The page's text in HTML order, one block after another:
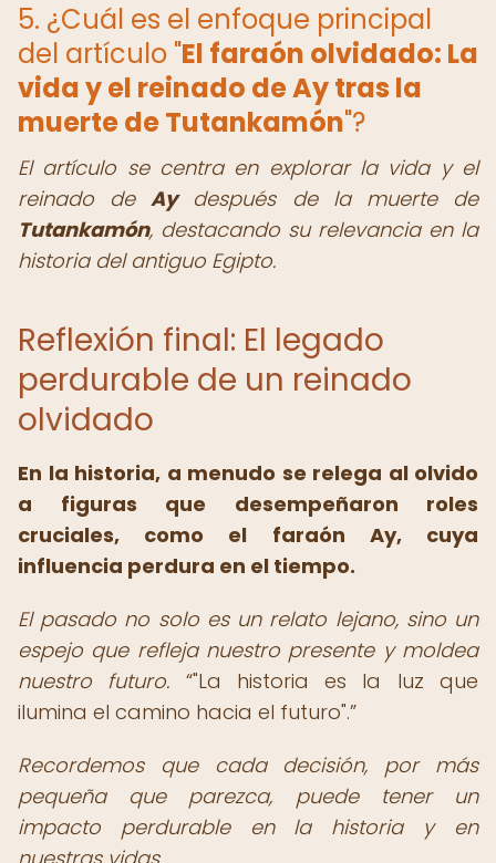
5. ¿Cuál es el enfoque principal
del artículo "El faraón olvidado: La
vida y el reinado de Ay tras la
muerte de Tutankamón"?
El artículo se centra en explorar la vida y el
reinado deAydespués de la muerte de
Tutankamón, destacando su relevancia en la
historia del antiguo Egipto.
Reflexión final: El legado
perdurable de un reinado
olvidado
En la historia, a menudo se relega al olvido
a figuras que desempeñaron roles
cruciales, como el faraón Ay, cuya
influencia perdura en el tiempo.
El pasado no solo es un relato lejano, sino un
espejo que refleja nuestro presente y moldea
nuestro futuro.
"La historia es la luz que
ilumina el camino hacia el futuro".
Recordemos que cada decisión, por más
pequeña que parezca, puede tener un
impacto perdurable en la historia y en